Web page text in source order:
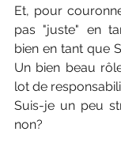
Et, pour
pas "juste" en
bien en tant que
Un bien beau
lot de
Suis-je un peu
non?